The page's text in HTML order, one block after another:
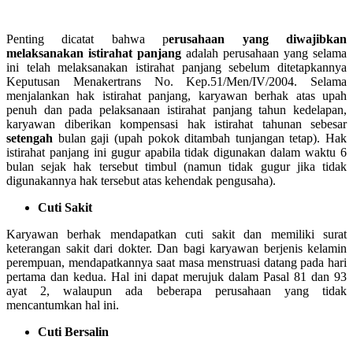
Penting dicatat bahwa perusahaan yang diwajibkan
melaksanakan istirahat panjang adalah perusahaan yang selama
ini telah melaksanakan istirahat panjang sebelum ditetapkannya
Keputusan Menakertrans No. Kep.51/Men/IV/2004. Selama
menjalankan hak istirahat panjang, karyawan berhak atas upah
penuh dan pada pelaksanaan istirahat panjang tahun kedelapan,
karyawan diberikan kompensasi hak istirahat tahunan sebesar
setengah bulan gaji (upah pokok ditambah tunjangan tetap). Hak
istirahat panjang ini gugur apabila tidak digunakan dalam waktu 6
bulan sejak hak tersebut timbul (namun tidak gugur jika tidak
digunakannya hak tersebut atas kehendak pengusaha).
Cuti Sakit
Karyawan berhak mendapatkan cuti sakit dan memiliki surat
keterangan sakit dari dokter. Dan bagi karyawan berjenis kelamin
perempuan, mendapatkannya saat masa menstruasi datang pada hari
pertama dan kedua. Hal ini dapat merujuk dalam Pasal 81 dan 93
ayat 2, walaupun ada beberapa perusahaan yang tidak
mencantumkan hal ini.
Cuti Bersalin